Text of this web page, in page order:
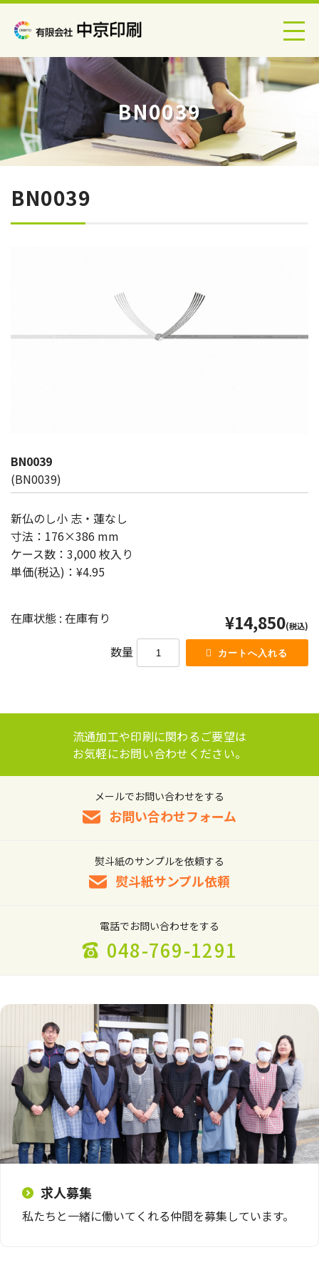
BN0039
BN0039
BN0039
(BN0039)
新仏のし小 志・蓮なし
寸法：176×386 mm
ケース数：3,000 枚入り
単価(税込)：¥4.95
在庫状態 : 在庫有り ¥14,850(税込)
数量
流通加工や印刷に関わるご要望は
お気軽にお問い合わせください。
メールでお問い合わせをする
お問い合わせフォーム
熨斗紙のサンプルを依頼する
熨斗紙サンプル依頼
電話でお問い合わせをする
048-769-1291
求人募集
私たちと一緒に働いてくれる仲間を募集しています。